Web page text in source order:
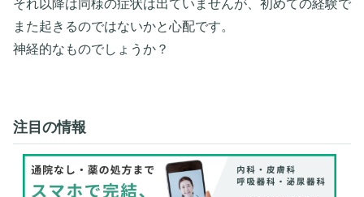
それ以降は同様の症状は出ていませんが、初めての経験で
また起きるのではないかと心配です。
神経的なものでしょうか？
注目の情報